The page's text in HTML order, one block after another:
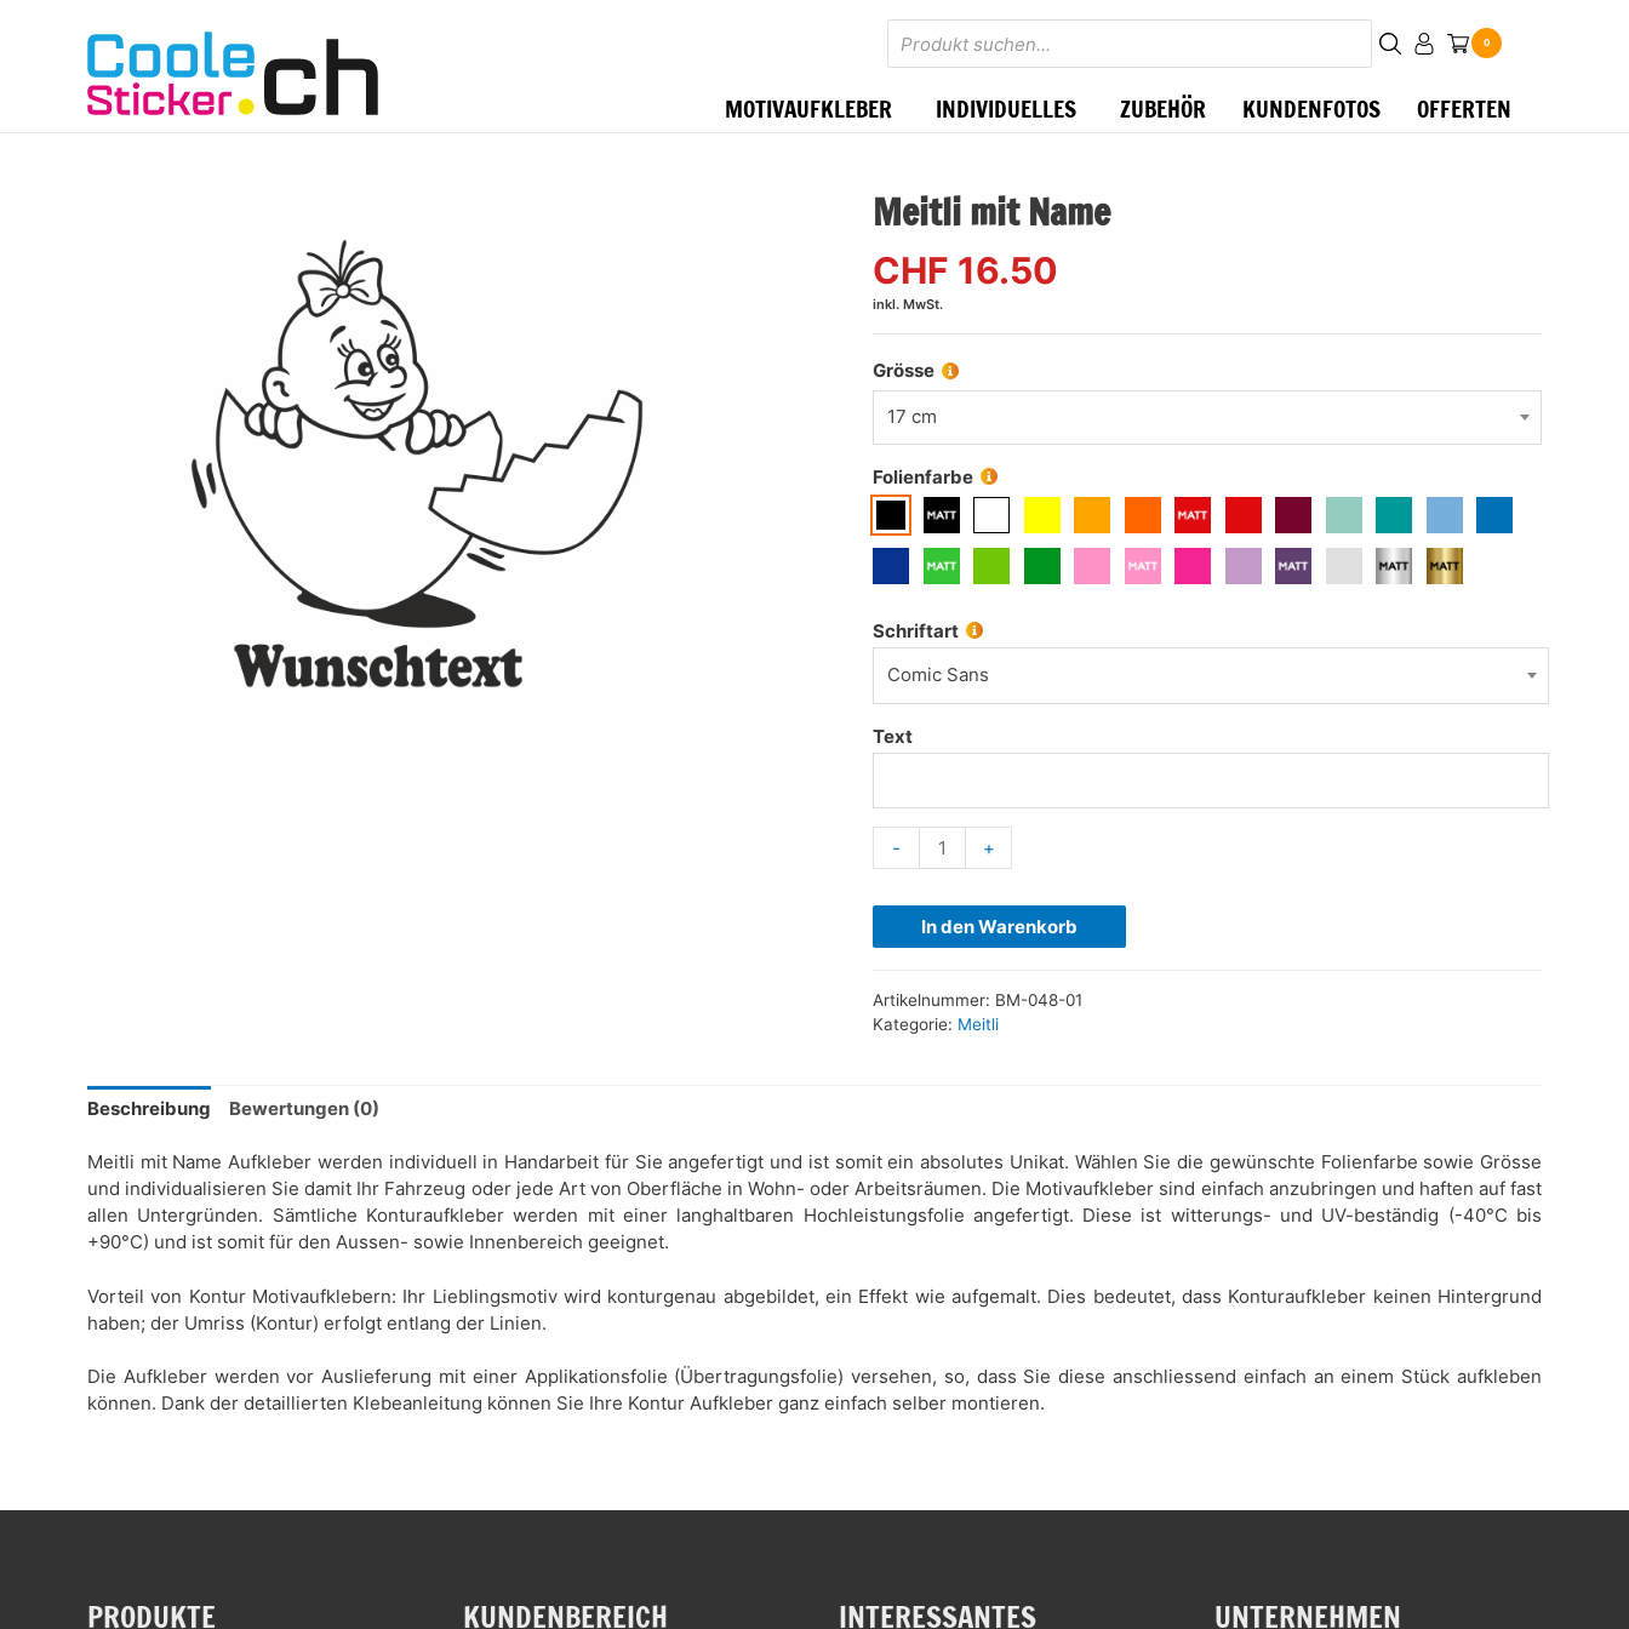
Products
search 0
MOTIVAUFKLEBER INDIVIDUELLES ZUBEHÖR KUNDENFOTOS OFFERTEN
Meitli mit Name
CHF 16.50
inkl. MwSt.
Grösse
17 cm
Folienfarbe
Schriftart
Comic Sans
Text
- +
In den Warenkorb
Artikelnummer: BM-048-01
Kategorie: Meitli
Beschreibung Bewertungen (0)
Meitli mit Name Aufkleber werden individuell in Handarbeit für Sie angefertigt und ist somit ein absolutes Unikat. Wählen Sie die gewünschte Folienfarbe sowie Grösse
und individualisieren Sie damit Ihr Fahrzeug oder jede Art von Oberfläche in Wohn- oder Arbeitsräumen. Die Motivaufkleber sind einfach anzubringen und haften auf fast
allen Untergründen. Sämtliche Konturaufkleber werden mit einer langhaltbaren Hochleistungsfolie angefertigt. Diese ist witterungs- und UV-beständig (-40°C bis
+90°C) und ist somit für den Aussen- sowie Innenbereich geeignet.
Vorteil von Kontur Motivaufklebern: Ihr Lieblingsmotiv wird konturgenau abgebildet, ein Effekt wie aufgemalt. Dies bedeutet, dass Konturaufkleber keinen Hintergrund
haben; der Umriss (Kontur) erfolgt entlang der Linien.
Die Aufkleber werden vor Auslieferung mit einer Applikationsfolie (Übertragungsfolie) versehen, so, dass Sie diese anschliessend einfach an einem Stück aufkleben
können. Dank der detaillierten Klebeanleitung können Sie Ihre Kontur Aufkleber ganz einfach selber montieren.
PRODUKTE KUNDENBEREICH INTERESSANTES UNTERNEHMEN